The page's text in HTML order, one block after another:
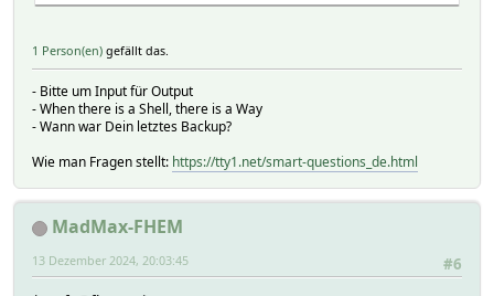
1 Person(en) gefällt das.
- Bitte um Input für Output
- When there is a Shell, there is a Way
- Wann war Dein letztes Backup?
Wie man Fragen stellt: https://tty1.net/smart-questions_de.html
MadMax-FHEM
#6
13 Dezember 2024, 20:03:45